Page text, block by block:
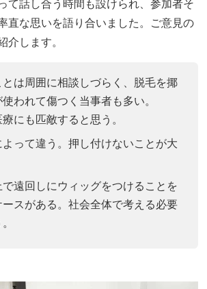
て話し合う時間も設けられ、参加者そ
直な思いを語り合いました。ご意見の
介します。
とは周囲に相談しづらく、脱毛を揶
われて傷つく当事者も多い。
にも匹敵すると思う。
って違う。押し付けないことが大
遠回しにウィッグをつけることを
スがある。社会全体で考える必要